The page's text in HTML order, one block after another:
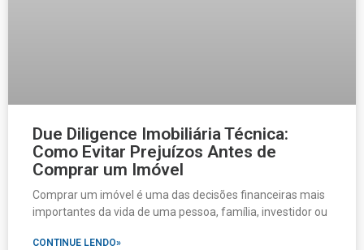
Due Diligence Imobiliária Técnica:
Como Evitar Prejuízos Antes de
Comprar um Imóvel
Comprar um imóvel é uma das decisões financeiras mais
importantes da vida de uma pessoa, família, investidor ou
CONTINUE LENDO»